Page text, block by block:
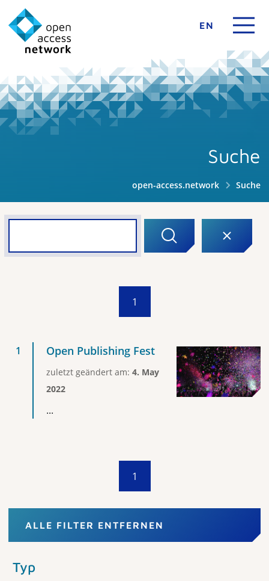
EN
Suche
open-access.network Suche
1
Open Publishing Fest
zuletzt geändert am: 4. May
2022
...
1
ALLE FILTER ENTFERNEN
Typ